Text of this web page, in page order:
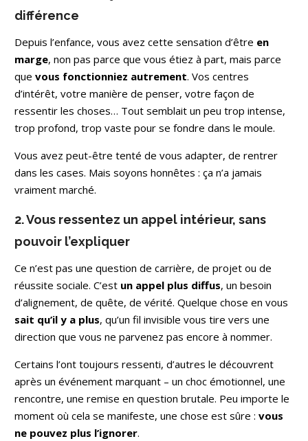
différence
Depuis l’enfance, vous avez cette sensation d’être en
marge, non pas parce que vous étiez à part, mais parce
que vous fonctionniez autrement. Vos centres
d’intérêt, votre manière de penser, votre façon de
ressentir les choses… Tout semblait un peu trop intense,
trop profond, trop vaste pour se fondre dans le moule.
Vous avez peut-être tenté de vous adapter, de rentrer
dans les cases. Mais soyons honnêtes : ça n’a jamais
vraiment marché.
2. Vous ressentez un appel intérieur, sans
pouvoir l’expliquer
Ce n’est pas une question de carrière, de projet ou de
réussite sociale. C’est un appel plus diffus, un besoin
d’alignement, de quête, de vérité. Quelque chose en vous
sait qu’il y a plus, qu’un fil invisible vous tire vers une
direction que vous ne parvenez pas encore à nommer.
Certains l’ont toujours ressenti, d’autres le découvrent
après un événement marquant – un choc émotionnel, une
rencontre, une remise en question brutale. Peu importe le
moment où cela se manifeste, une chose est sûre : vous
ne pouvez plus l’ignorer.